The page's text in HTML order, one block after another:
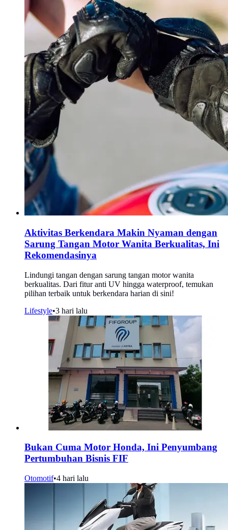
Aktivitas Berkendara Makin Nyaman dengan
Sarung Tangan Motor Wanita Berkualitas, Ini
Rekomendasinya
Lindungi tangan dengan sarung tangan motor wanita
berkualitas. Dari fitur anti UV hingga waterproof, temukan
pilihan terbaik untuk berkendara harian di sini!
Lifestyle•3 hari lalu
Bukan Cuma Motor Honda, Ini Penyumbang
Pertumbuhan Bisnis FIF
Otomotif•4 hari lalu